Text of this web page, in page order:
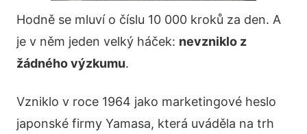
Hodně se mluví o číslu 10 000 kroků za den. A
je v něm jeden velký háček: nevzniklo z
žádného výzkumu.
Vzniklo v roce 1964 jako marketingové heslo
japonské firmy Yamasa, která uváděla na trh